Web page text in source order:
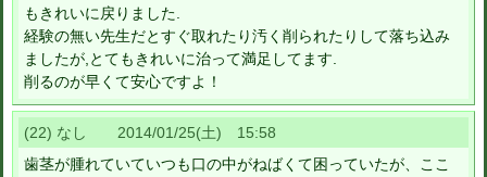
もきれいに戻りました.
経験の無い先生だとすぐ取れたり汚く削られたりして落ち込み
ましたが,とてもきれいに治って満足してます.
削るのが早くて安心ですよ！
(22) なし 2014/01/25(土) 15:58
歯茎が腫れていていつも口の中がねばくて困っていたが、ここ